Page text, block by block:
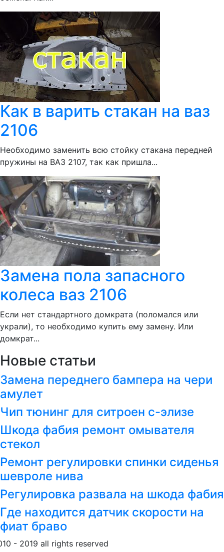
Как в варить стакан на ваз
2106
Необходимо заменить всю стойку стакана передней
пружины на ВАЗ 2107, так как пришла...
Замена пола запасного
колеса ваз 2106
Если нет стандартного домкрата (поломался или
украли), то необходимо купить ему замену. Или
домкрат...
Новые статьи
Замена переднего бампера на чери
амулет
Чип тюнинг для ситроен с-элизе
Шкода фабия ремонт омывателя
стекол
Ремонт регулировки спинки сиденья
шевроле нива
Регулировка развала на шкода фабия
Где находится датчик скорости на
фиат браво
- 2019 all rights reserved